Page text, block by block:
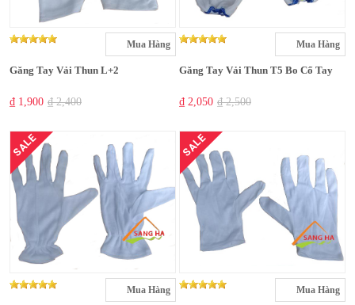
Mua Hàng
Găng Tay Vải Thun L+2
₫ 1,900 ₫ 2,400
Mua Hàng
Găng Tay Vải Thun T5 Bo Cổ Tay
₫ 2,050 ₫ 2,500
SALE
Mua Hàng
SALE
Mua Hàng